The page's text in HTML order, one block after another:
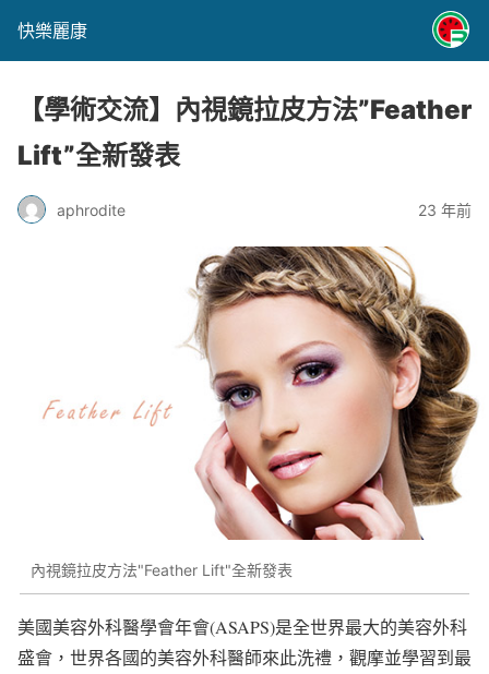
快樂麗康
【學術交流】內視鏡拉皮方法”Feather
Lift”全新發表
aphrodite 23 年前
內視鏡拉皮方法"Feather Lift"全新發表
美國美容外科醫學會年會(ASAPS)是全世界最大的美容外科
盛會，世界各國的美容外科醫師來此洗禮，觀摩並學習到最